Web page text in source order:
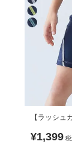
【ラッシュ
¥1,399 税